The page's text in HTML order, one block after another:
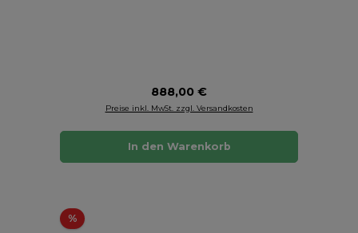
Regulärer Preis:
888,00 €
Preise inkl. MwSt. zzgl. Versandkosten
In den Warenkorb
%Rabatt